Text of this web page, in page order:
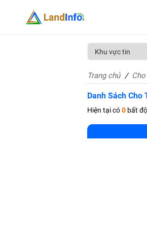
Trang chủ
Danh Sách Cho
Hiện tại có0 bất